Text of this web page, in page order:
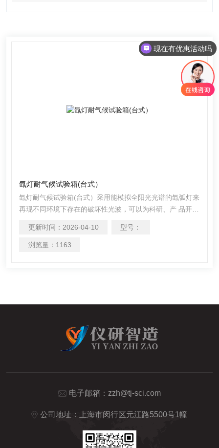
氙灯耐气候试验箱(台式）
氙灯耐气候试验箱(台式）采用能模拟全阳光光谱的氙弧灯来
再现不同环境下存在的破坏性光波，可以为科研、产 品开发
更新时间： 2026-04-10 型号：
浏览量： 1163
电子邮箱： zzh@tj-sci.com
公司地址：上海市闵行区元江路5500号1幢
现在有优惠活动吗